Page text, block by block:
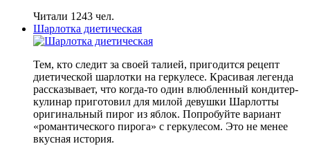
Читали 1243 чел.
Шарлотка диетическая
Тем, кто следит за своей талией, пригодится рецепт
диетической шарлотки на геркулесе. Красивая легенда
рассказывает, что когда-то один влюбленный кондитер-
кулинар приготовил для милой девушки Шарлотты
оригинальный пирог из яблок. Попробуйте вариант
«романтического пирога» с геркулесом. Это не менее
вкусная история.